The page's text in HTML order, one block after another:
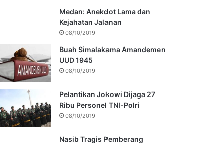
Medan: Anekdot Lama dan
Kejahatan Jalanan
08/10/2019
Buah Simalakama Amandemen
UUD 1945
08/10/2019
Pelantikan Jokowi Dijaga 27
Ribu Personel TNI-Polri
08/10/2019
Nasib Tragis Pemberang